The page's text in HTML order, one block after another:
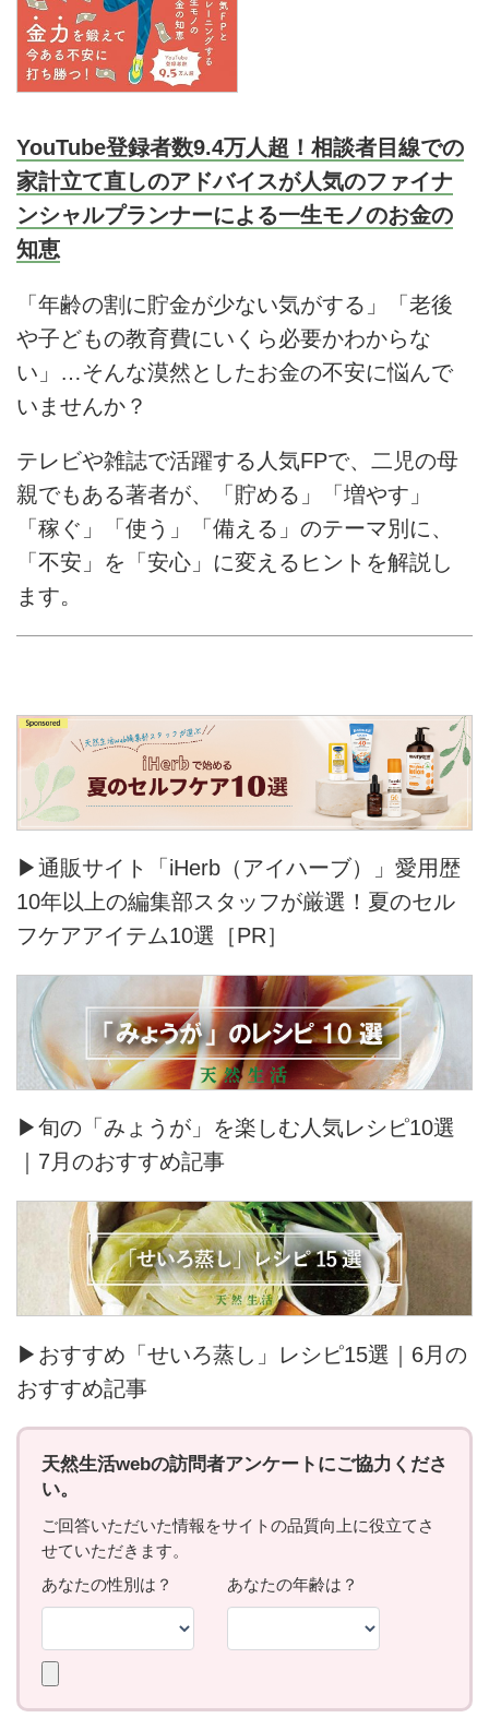
YouTube登録者数9.4万人超！相談者目線での
家計立て直しのアドバイスが人気のファイナ
ンシャルプランナーによる一生モノのお金の
知恵
「年齢の割に貯金が少ない気がする」「老後
や子どもの教育費にいくら必要かわからな
い」…そんな漠然としたお金の不安に悩んで
いませんか？
テレビや雑誌で活躍する人気FPで、二児の母
親でもある著者が、「貯める」「増やす」
「稼ぐ」「使う」「備える」のテーマ別に、
「不安」を「安心」に変えるヒントを解説し
ます。
▶通販サイト「iHerb（アイハーブ）」愛用歴
10年以上の編集部スタッフが厳選！夏のセル
フケアアイテム10選［PR］
▶旬の「みょうが」を楽しむ人気レシピ10選
｜7月のおすすめ記事
▶おすすめ「せいろ蒸し」レシピ15選｜6月の
おすすめ記事